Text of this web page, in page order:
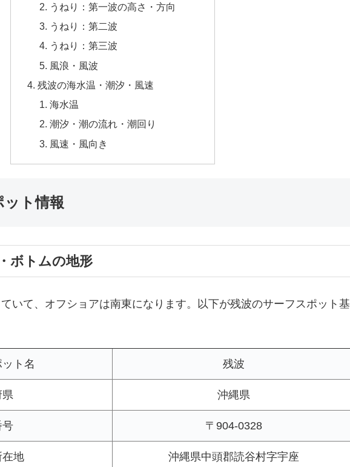
うねり：第一波の高さ・方向
うねり：第二波
うねり：第三波
風浪・風波
残波の海水温・潮汐・風速
海水温
潮汐・潮の流れ・潮回り
風速・風向き
ト情報
ボトムの地形
いて、オフショアは南東になります。以下が残波のサーフスポット基
ト名 残波
県 沖縄県
号 〒904-0328
在地 沖縄県中頭郡読谷村字宇座